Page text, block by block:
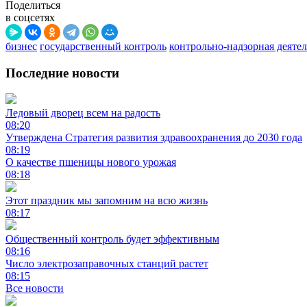
Поделиться
в соцсетях
бизнес государственный контроль контрольно-надзорная
Последние новости
Ледовый дворец всем на радость
08:20
Утверждена Стратегия развития здравоохранения до 2030 года
08:19
О качестве пшеницы нового урожая
08:18
Этот праздник мы запомним на всю жизнь
08:17
Общественный контроль будет эффективным
08:16
Число электрозаправочных станций растет
08:15
Все новости